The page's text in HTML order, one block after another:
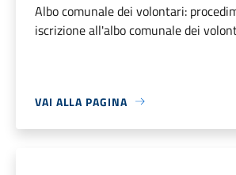
Albo comunale dei volontari:
iscrizione all'albo comunale dei
VAI ALLA PAGINA